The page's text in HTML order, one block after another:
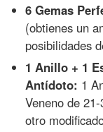
6 Gemas
(obtienes un
posibilidades
1 Anillo + 1
Antídoto: 1
Veneno de
otro